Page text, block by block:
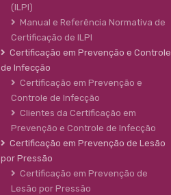
(ILPI)
Manual e Referência Normativa de
Certificação de ILPI
Certificação em Prevenção e Controle
de Infecção
Certificação em Prevenção e
Controle de Infecção
Clientes da Certificação em
Prevenção e Controle de Infecção
Certificação em Prevenção de Lesão
por Pressão
Certificação em Prevenção de
Lesão por Pressão